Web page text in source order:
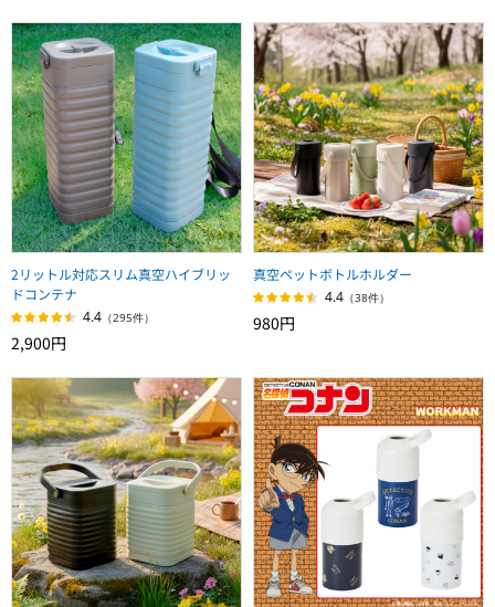
2リットル対応スリム真空ハイブリッ
ドコンテナ
4.4 （295件）
2,900円
真空ペットボトルホルダー
4.4 （38件）
980円